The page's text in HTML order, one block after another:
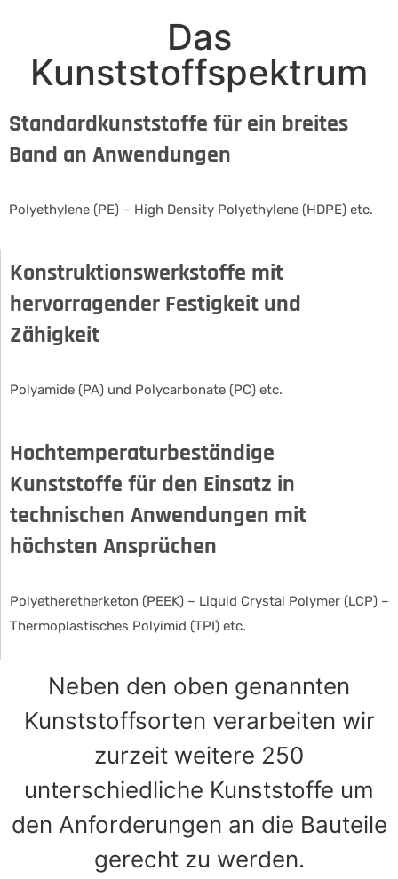
Vimeo
immer
Das
Kunststoffspektrum
Standardkunststoffe für ein breites
Band an Anwendungen
Polyethylene (PE) – High Density Polyethylene (HDPE) etc.
Konstruktionswerkstoffe mit
hervorragender Festigkeit und
Zähigkeit
Polyamide (PA) und Polycarbonate (PC) etc.
Hochtemperaturbeständige
Kunststoffe für den Einsatz in
technischen Anwendungen mit
höchsten Ansprüchen
Polyetheretherketon (PEEK) – Liquid Crystal Polymer (LCP) –
Thermoplastisches Polyimid (TPI) etc.
Neben den oben genannten
Kunststoffsorten verarbeiten wir
zurzeit weitere 250
unterschiedliche Kunststoffe um
den Anforderungen an die Bauteile
gerecht zu werden.